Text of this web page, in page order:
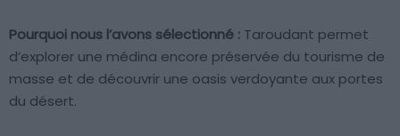
Pourquoi nous l’avons sélectionné : Taroudant permet
d’explorer une médina encore préservée du tourisme de
masse et de découvrir une oasis verdoyante aux portes
du désert.